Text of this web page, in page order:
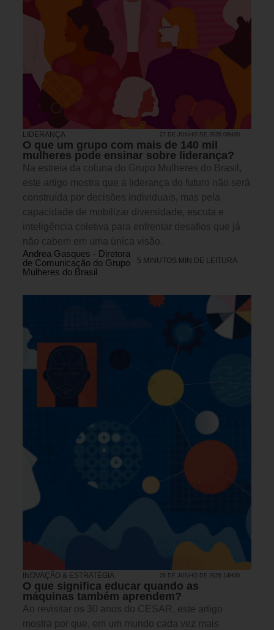
LIDERANÇA 27 DE JUNHO DE 2026 08H00
O que um grupo com mais de 140 mil
mulheres pode ensinar sobre liderança?
Na estreia da coluna do Grupo Mulheres do Brasil,
este artigo mostra que a liderança do futuro não será
construída por decisões individuais, mas pela
capacidade de mobilizar diversidade, escuta e
inteligência coletiva para enfrentar desafios que já
não cabem em uma única visão.
Andrea Gasques - Diretora
de Comunicação do Grupo
Mulheres do Brasil
5 MINUTOS MIN DE LEITURA
INOVAÇÃO & ESTRATÉGIA 26 DE JUNHO DE 2026 14H00
O que significa educar quando as
máquinas também aprendem?
Ao revisitar os 30 anos do CESAR, este artigo
mostra por que, em um mundo cada vez mais